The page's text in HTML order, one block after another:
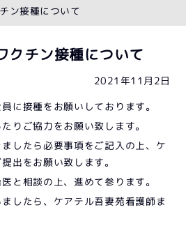
ン接種について
クチン接種について
2021年11月2日
に接種をお願いしております。
りご協力をお願い致します。
したら必要事項をご記入の上、ケ
出をお願い致します。
と相談の上、進めて参ります。
したら、ケアテル吾妻苑看護師ま